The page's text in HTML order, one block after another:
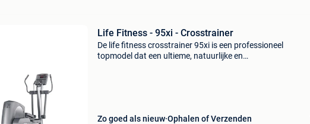
Life Fitness - 95xi - Crosstrainer
De life fitness crosstrainer 95xi is een professioneel
topmodel dat een ultieme, natuurlijke en
Zo goed als nieuw Ophalen of Verzenden